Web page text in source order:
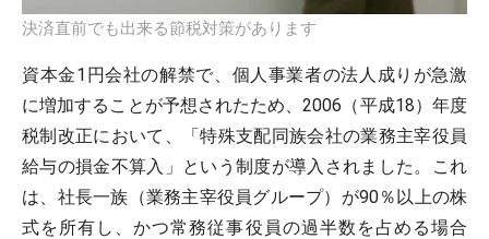
決済直前でも出来る節税対策があります
資本金1円会社の解禁で、個人事業者の法人成りが急激
に増加することが予想されたため、2006（平成18）年度
税制改正において、「特殊支配同族会社の業務主宰役員
給与の損金不算入」という制度が導入されました。これ
は、社長一族（業務主宰役員グループ）が90％以上の株
式を所有し、かつ常務従事役員の過半数を占める場合